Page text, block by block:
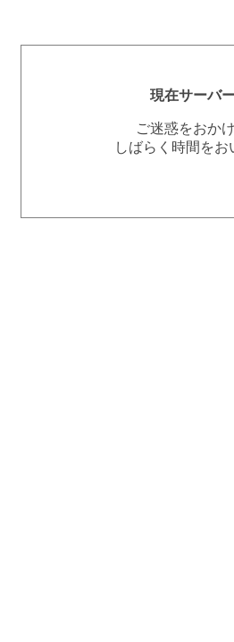
現在サーバ
ご迷惑をおか
しばらく時間を